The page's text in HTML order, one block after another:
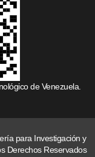
de Venezuela.
para Investigación y
Derechos Reservados